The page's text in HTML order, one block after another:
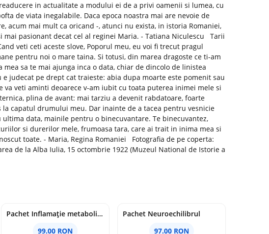
in actualitate a modului ei de a privi oamenii si lumea, cu
de viata inegalabile. Daca epoca noastra mai are nevoie de
acum mai mult ca oricand -, atunci nu exista, in istoria Romaniei,
mai pasionant decat cel al reginei Maria. - Tatiana Niculescu Tarii
veti ceti aceste slove, Poporul meu, eu voi fi trecut pragul
pentru noi o mare taina. Si totusi, din marea dragoste ce ti-am
mea sa te mai ajunga inca o data, chiar de dincolo de linistea
judecat pe drept cat traieste: abia dupa moarte este pomenit sau
va veti aminti deoarece v-am iubit cu toata puterea inimei mele si
plina de avant: mai tarziu a devenit rabdatoare, foarte
la capatul drumului meu. Dar inainte de a tacea pentru vesnicie
data, mainile pentru o binecuvantare. Te binecuvantez,
si durerilor mele, frumoasa tara, care ai trait in inima mea si
toate. - Maria, Regina Romaniei Fotografia de pe coperta:
de la Alba Iulia, 15 octombrie 1922 (Muzeul National de Istorie a
Pachet Inflamație metabolism și creier
99.00 RON
Pachet Neuroechilibrul
97.00 RON